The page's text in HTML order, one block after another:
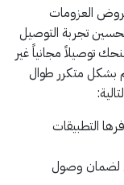
العزومات
والتطبيقات 2026 على تحسين تجربة التوصيل
توصيلاً مجانياً غير
بشكل متكرر طوال
التطبيقات
لضمان وصول